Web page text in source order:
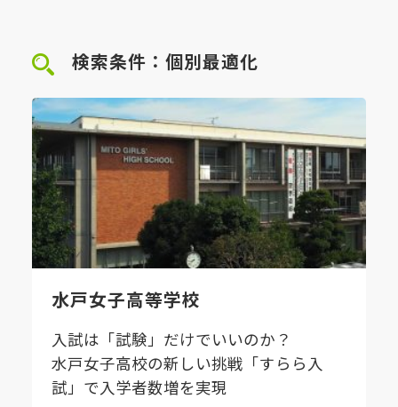
検索条件：個別最適化
水戸女子高等学校
入試は「試験」だけでいいのか？
水戸女子高校の新しい挑戦「すらら入
試」で入学者数増を実現